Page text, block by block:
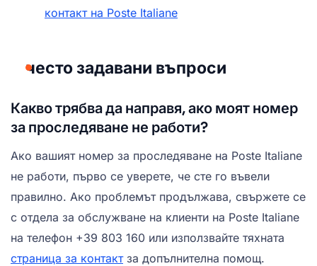
контакт на Poste Italiane
често задавани въпроси
Какво трябва да направя, ако моят номер
за проследяване не работи?
Ако вашият номер за проследяване на Poste Italiane
не работи, първо се уверете, че сте го въвели
правилно. Ако проблемът продължава, свържете се
с отдела за обслужване на клиенти на Poste Italiane
на телефон +39 803 160 или използвайте тяхната
страница за контактза допълнителна помощ.